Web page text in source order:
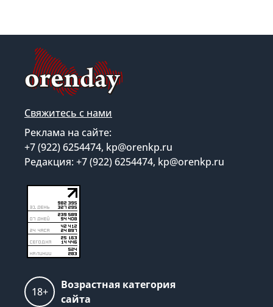
Свяжитесь с нами
Реклама на сайте:
+7 (922) 6254474, kp@orenkp.ru
Редакция: +7 (922) 6254474, kp@orenkp.ru
18+
Возрастная категория
сайта